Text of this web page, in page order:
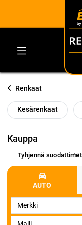
Renkaat
Kesärenkaat
Kauppa
Tyhjennä suodattimet
AUTO